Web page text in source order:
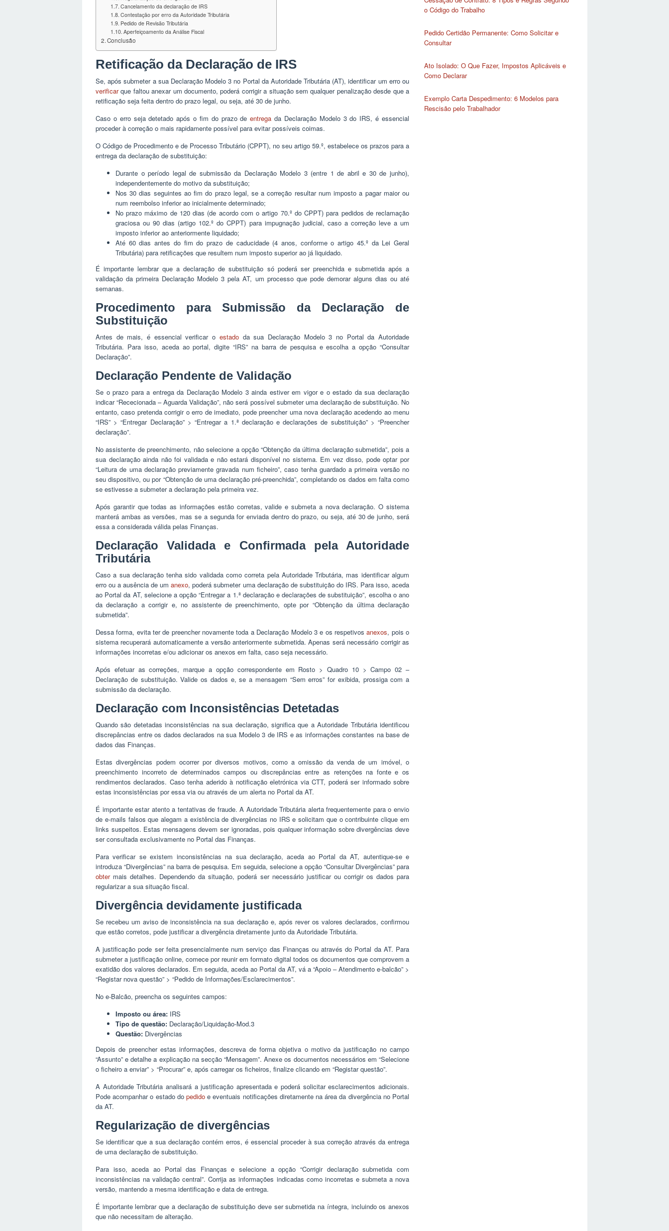
Cancelamento da declaração de IRS
Contestação por erro da Autoridade Tributária
Pedido de Revisão Tributária
Aperfeiçoamento da Análise Fiscal
Conclusão
Retificação da Declaração de IRS
Se, após submeter a sua Declaração Modelo 3 no Portal da Autoridade Tributária (AT), identificar um erro ou
verificarque faltou anexar um documento, poderá corrigir a situação sem qualquer penalização desde que a
retificação seja feita dentro do prazo legal, ou seja, até 30 de junho.
Caso o erro seja detetado após o fim do prazo deentrega da Declaração Modelo 3 do IRS, é essencial
proceder à correção o mais rapidamente possível para evitar possíveis coimas.
O Código de Procedimento e de Processo Tributário (CPPT), no seu artigo 59.º, estabelece os prazos para a
entrega da declaração de substituição:
Durante o período legal de submissão da Declaração Modelo 3 (entre 1 de abril e 30 de junho),
independentemente do motivo da substituição;
Nos 30 dias seguintes ao fim do prazo legal, se a correção resultar num imposto a pagar maior ou
num reembolso inferior ao inicialmente determinado;
No prazo máximo de 120 dias (de acordo com o artigo 70.º do CPPT) para pedidos de reclamação
graciosa ou 90 dias (artigo 102.º do CPPT) para impugnação judicial, caso a correção leve a um
imposto inferior ao anteriormente liquidado;
Até 60 dias antes do fim do prazo de caducidade (4 anos, conforme o artigo 45.º da Lei Geral
Tributária) para retificações que resultem num imposto superior ao já liquidado.
É importante lembrar que a declaração de substituição só poderá ser preenchida e submetida após a
validação da primeira Declaração Modelo 3 pela AT, um processo que pode demorar alguns dias ou até
semanas.
Procedimento para Submissão da Declaração de
Substituição
Antes de mais, é essencial verificar o estadoda sua Declaração Modelo 3 no Portal da Autoridade
Tributária. Para isso, aceda ao portal, digite “IRS” na barra de pesquisa e escolha a opção “Consultar
Declaração”.
Declaração Pendente de Validação
Se o prazo para a entrega da Declaração Modelo 3 ainda estiver em vigor e o estado da sua declaração
indicar “Rececionada – Aguarda Validação”, não será possível submeter uma declaração de substituição. No
entanto, caso pretenda corrigir o erro de imediato, pode preencher uma nova declaração acedendo ao menu
“IRS” > “Entregar Declaração” > “Entregar a 1.ª declaração e declarações de substituição” > “Preencher
declaração”.
No assistente de preenchimento, não selecione a opção “Obtenção da última declaração submetida”, pois a
sua declaração ainda não foi validada e não estará disponível no sistema. Em vez disso, pode optar por
“Leitura de uma declaração previamente gravada num ficheiro”, caso tenha guardado a primeira versão no
seu dispositivo, ou por “Obtenção de uma declaração pré-preenchida”, completando os dados em falta como
se estivesse a submeter a declaração pela primeira vez.
Após garantir que todas as informações estão corretas, valide e submeta a nova declaração. O sistema
manterá ambas as versões, mas se a segunda for enviada dentro do prazo, ou seja, até 30 de junho, será
essa a considerada válida pelas Finanças.
Declaração Validada e Confirmada pela Autoridade
Tributária
Caso a sua declaração tenha sido validada como correta pela Autoridade Tributária, mas identificar algum
erro ou a ausência de umanexo, poderá submeter uma declaração de substituição do IRS. Para isso, aceda
ao Portal da AT, selecione a opção “Entregar a 1.ª declaração e declarações de substituição”, escolha o ano
da declaração a corrigir e, no assistente de preenchimento, opte por “Obtenção da última declaração
submetida”.
Dessa forma, evita ter de preencher novamente toda a Declaração Modelo 3 e os respetivosanexos, pois o
sistema recuperará automaticamente a versão anteriormente submetida. Apenas será necessário corrigir as
informações incorretas e/ou adicionar os anexos em falta, caso seja necessário.
Após efetuar as correções, marque a opção correspondente em Rosto > Quadro 10 > Campo 02 –
Declaração de substituição. Valide os dados e, se a mensagem “Sem erros” for exibida, prossiga com a
submissão da declaração.
Declaração com Inconsistências Detetadas
Quando são detetadas inconsistências na sua declaração, significa que a Autoridade Tributária identificou
discrepâncias entre os dados declarados na sua Modelo 3 de IRS e as informações constantes na base de
dados das Finanças.
Estas divergências podem ocorrer por diversos motivos, como a omissão da venda de um imóvel, o
preenchimento incorreto de determinados campos ou discrepâncias entre as retenções na fonte e os
rendimentos declarados. Caso tenha aderido à notificação eletrónica via CTT, poderá ser informado sobre
estas inconsistências por essa via ou através de um alerta no Portal da AT.
É importante estar atento a tentativas de fraude. A Autoridade Tributária alerta frequentemente para o envio
de e-mails falsos que alegam a existência de divergências no IRS e solicitam que o contribuinte clique em
links suspeitos. Estas mensagens devem ser ignoradas, pois qualquer informação sobre divergências deve
ser consultada exclusivamente no Portal das Finanças.
Para verificar se existem inconsistências na sua declaração, aceda ao Portal da AT, autentique-se e
introduza “Divergências” na barra de pesquisa. Em seguida, selecione a opção “Consultar Divergências” para
obtermais detalhes. Dependendo da situação, poderá ser necessário justificar ou corrigir os dados para
regularizar a sua situação fiscal.
Divergência devidamente justificada
Se recebeu um aviso de inconsistência na sua declaração e, após rever os valores declarados, confirmou
que estão corretos, pode justificar a divergência diretamente junto da Autoridade Tributária.
A justificação pode ser feita presencialmente num serviço das Finanças ou através do Portal da AT. Para
submeter a justificação online, comece por reunir em formato digital todos os documentos que comprovem a
exatidão dos valores declarados. Em seguida, aceda ao Portal da AT, vá a “Apoio – Atendimento e-balcão” >
“Registar nova questão” > “Pedido de Informações/Esclarecimentos”.
No e-Balcão, preencha os seguintes campos:
Imposto ou área: IRS
Tipo de questão: Declaração/Liquidação-Mod.3
Questão: Divergências
Depois de preencher estas informações, descreva de forma objetiva o motivo da justificação no campo
“Assunto” e detalhe a explicação na secção “Mensagem”. Anexe os documentos necessários em “Selecione
o ficheiro a enviar” > “Procurar” e, após carregar os ficheiros, finalize clicando em “Registar questão”.
A Autoridade Tributária analisará a justificação apresentada e poderá solicitar esclarecimentos adicionais.
Pode acompanhar o estado do pedido e eventuais notificações diretamente na área da divergência no Portal
da AT.
Regularização de divergências
Se identificar que a sua declaração contém erros, é essencial proceder à sua correção através da entrega
de uma declaração de substituição.
Para isso, aceda ao Portal das Finanças e selecione a opção “Corrigir declaração submetida com
inconsistências na validação central”. Corrija as informações indicadas como incorretas e submeta a nova
versão, mantendo a mesma identificação e data de entrega.
É importante lembrar que a declaração de substituição deve ser submetida na íntegra, incluindo os anexos
que não necessitam de alteração.
o Código do Trabalho
Pedido Certidão Permanente: Como Solicitar e
Consultar
Ato Isolado: O Que Fazer, Impostos Aplicáveis e
Como Declarar
Exemplo Carta Despedimento: 6 Modelos para
Rescisão pelo Trabalhador